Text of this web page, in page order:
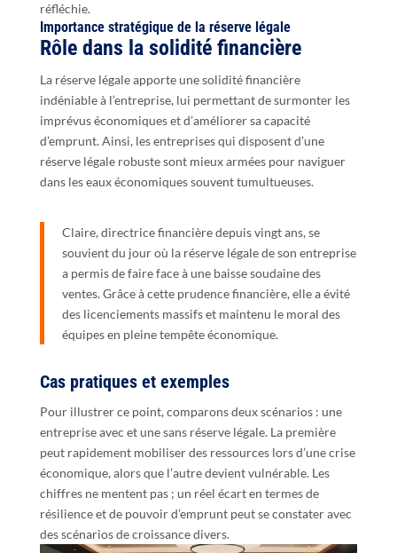
réfléchie.
Importance stratégique de la réserve légale
Rôle dans la solidité financière
La réserve légale apporte une solidité financière
indéniable à l’entreprise, lui permettant de surmonter les
imprévus économiques et d’améliorer sa capacité
d’emprunt. Ainsi, les entreprises qui disposent d’une
réserve légale robuste sont mieux armées pour naviguer
dans les eaux économiques souvent tumultueuses.
Claire, directrice financière depuis vingt ans, se
souvient du jour où la réserve légale de son entreprise
a permis de faire face à une baisse soudaine des
ventes. Grâce à cette prudence financière, elle a évité
des licenciements massifs et maintenu le moral des
équipes en pleine tempête économique.
Cas pratiques et exemples
Pour illustrer ce point, comparons deux scénarios : une
entreprise avec et une sans réserve légale. La première
peut rapidement mobiliser des ressources lors d’une crise
économique, alors que l’autre devient vulnérable. Les
chiffres ne mentent pas ; un réel écart en termes de
résilience et de pouvoir d’emprunt peut se constater avec
des scénarios de croissance divers.